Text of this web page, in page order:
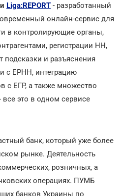
Liga:REPORT - разработанный
онлайн-сервис для
в контролирующие органы,
регистрации НН,
и разъяснения
с ЕРНН, интеграцию
с ЕГР, а также множество
это в одном сервисе
банк, который уже более
рынке. Деятельность
розничных, а
операциях. ПУМБ
банков Украины по